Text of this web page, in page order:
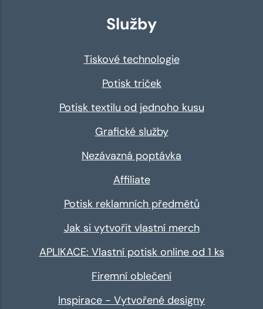
Služby
Tiskové technologie
Potisk triček
Potisk textilu od jednoho kusu
Grafické služby
Nezávazná poptávka
Affiliate
Potisk reklamních předmětů
Jak si vytvořit vlastní merch
APLIKACE: Vlastní potisk online od 1 ks
Firemní oblečení
Inspirace - Vytvořené designy